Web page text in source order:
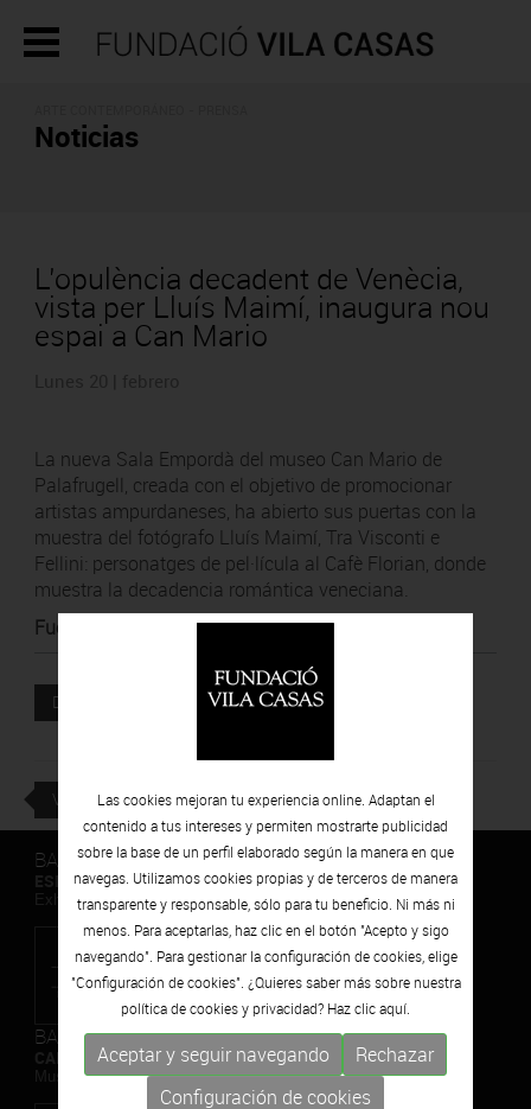
Noticias
L’opulència decadent de Venècia,
vista per Lluís Maimí, inaugura nou
espai a Can Mario
La nueva Sala Empordà del museo Can Mario de
Palafrugell, creada con el objetivo de promocionar
artistas ampurdaneses, ha abierto sus puertas con la
muestra del fotógrafo Lluís Maimí, Tra Visconti e
Fellini: personatges de pel·lícula al Cafè Florian, donde
muestra la decadencia romántica veneciana.
Fuente
Diari de Girona
DESCARGAR Documento adjunto
VOLVER
BARCELONA
ESPAIS VOLART
Exhibiciones temporales Arte Contemporáneo
BARCELONA
CAN FRAMIS
Museo de Pintura Contemporánea
Las cookies mejoran tu experiencia online. Adaptan el
contenido a tus intereses y permiten mostrarte publicidad
sobre la base de un perfil elaborado según la manera en que
navegas. Utilizamos cookies propias y de terceros de manera
transparente y responsable, sólo para tu beneficio. Ni más ni
menos. Para aceptarlas, haz clic en el botón "Acepto y sigo
navegando". Para gestionar la configuración de cookies, elige
"Configuración de cookies". ¿Quieres saber más sobre nuestra
política de cookies y privacidad? Haz clicaquí.
Aceptar y seguir navegando
Rechazar
Configuración de cookies